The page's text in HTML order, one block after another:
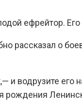
ефрейтор.
рассказал о
и водрузите его